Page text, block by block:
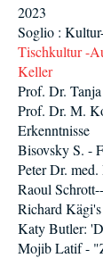
2023
Soglio :
Tischkultur -
Keller
Prof. Dr.
Prof. Dr. M.
Erkenntnisse
Bisovsky S. -
Peter Dr.
Raoul
Richard
Katy Butler:
Mojib Latif -